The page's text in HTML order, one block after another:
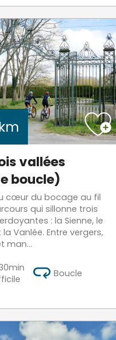
km
vallées
boucle)
cœur du bocage au fil
qui sillonne trois
: la Sienne, le
Vanlée. Entre vergers,
man...
Boucle